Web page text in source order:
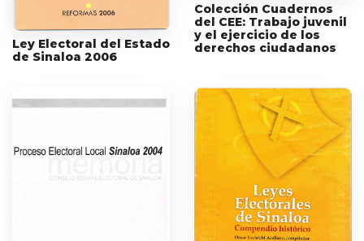
Ley Electoral del Estado
de Sinaloa 2006
Colección Cuadernos
del CEE: Trabajo juvenil
y el ejercicio de los
derechos ciudadanos